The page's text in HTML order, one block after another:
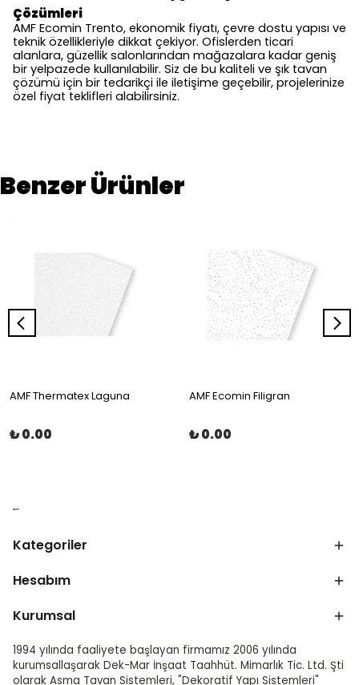
Çözümleri
AMF Ecomin Trento, ekonomik fiyatı, çevre dostu yapısı ve
teknik özellikleriyle dikkat çekiyor. Ofislerden ticari
alanlara, güzellik salonlarından mağazalara kadar geniş
bir yelpazede kullanılabilir. Siz de bu kaliteli ve şık tavan
çözümü için bir tedarikçi ile iletişime geçebilir, projelerinize
özel fiyat teklifleri alabilirsiniz.
Benzer Ürünler
AMF Thermatex Laguna
₺ 0.00
AMF Ecomin Filigran
₺ 0.00
Kategoriler
Hesabım
Kurumsal
1994 yılında faaliyete başlayan firmamız 2006 yılında
kurumsallaşarak Dek-Mar İnşaat Taahhüt. Mimarlık Tic. Ltd. Şti
olarak Asma Tavan Sistemleri, "Dekoratif Yapı Sistemleri"